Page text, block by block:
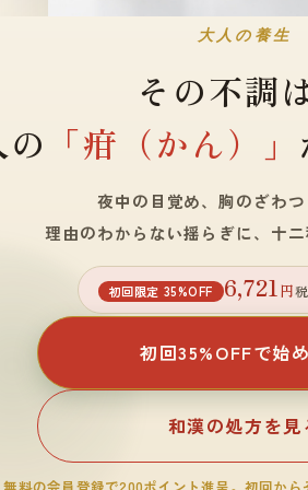
大人の養生
その不調は
「疳（かん）」
夜中の目覚め、胸のざわつ
理由のわからない揺らぎに、十二
初回限定 35%OFF 6,721円
初回35%OFFで始
和漢の処方を見